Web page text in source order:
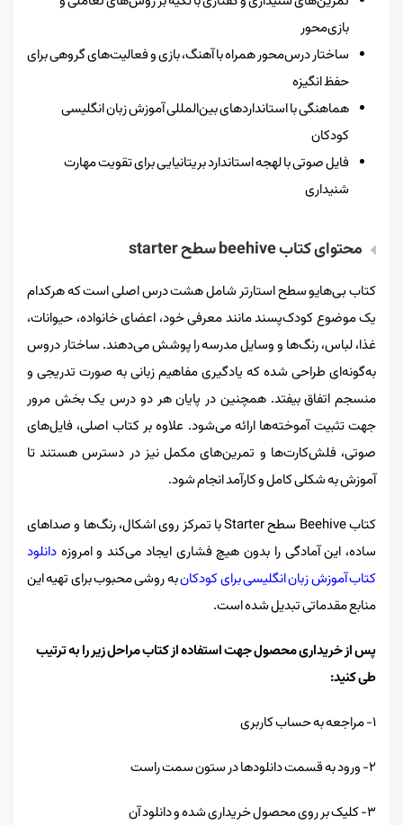
بازی‌محور
ساختار درس‌محور همراه با آهنگ، بازی و فعالیت‌های گروهی برای
حفظ انگیزه
هماهنگی با استانداردهای بین‌المللی آموزش زبان انگلیسی
کودکان
فایل صوتی با لهجه استاندارد بریتانیایی برای تقویت مهارت
شنیداری
محتوای کتاب beehive سطح starter
کتاب بی‌هایو سطح استارتر شامل هشت درس اصلی است که هرکدام
یک موضوع کودک‌پسند مانند معرفی خود، اعضای خانواده، حیوانات،
غذا، لباس، رنگ‌ها و وسایل مدرسه را پوشش می‌دهند. ساختار دروس
به‌گونه‌ای طراحی شده که یادگیری مفاهیم زبانی به صورت تدریجی و
منسجم اتفاق بیفتد. همچنین در پایان هر دو درس یک بخش مرور
جهت تثبیت آموخته‌ها ارائه می‌شود. علاوه بر کتاب اصلی، فایل‌های
صوتی، فلش‌کارت‌ها و تمرین‌های مکمل نیز در دسترس هستند تا
آموزش به شکلی کامل و کارآمد انجام شود.
کتاب Beehive سطح Starter با تمرکز روی اشکال، رنگ‌ها و صداهای
ساده، این آمادگی را بدون هیچ فشاری ایجاد می‌کند و امروزه دانلود
کتاب آموزش زبان انگلیسی برای کودکانبه روشی محبوب برای تهیه این
منابع مقدماتی تبدیل شده است.
پس از خریداری محصول جهت استفاده از کتاب مراحل زیر را به ترتیب
طی کنید:
۱- مراجعه به حساب کاربری
۲- ورود به قسمت دانلودها در ستون سمت راست
۳- کلیک بر روی محصول خریداری شده و دانلود آن